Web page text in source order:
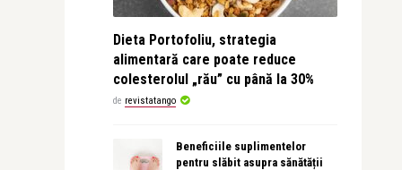
Dieta Portofoliu, strategia
alimentară care poate reduce
colesterolul „rău” cu până la 30%
de revistatango
Beneficiile suplimentelor
pentru slăbit asupra sănătății